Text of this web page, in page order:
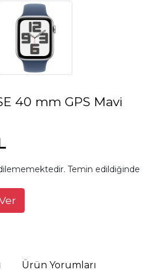
40 mm GPS Mavi
Temin edildiğinde
Ürün Yorumları